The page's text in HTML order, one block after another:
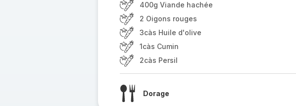
400g Viande hachée
2 Oigons rouges
3càs Huile d'olive
1càs Cumin
2càs Persil
Dorage